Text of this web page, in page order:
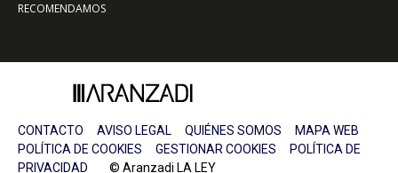
RECOMENDAMOS
CONTACTO AVISO LEGAL QUIÉNES SOMOS
MAPA WEB
POLÍTICA DE COOKIES
GESTIONAR COOKIES
POLÍTICA DE
PRIVACIDAD © Aranzadi LA LEY